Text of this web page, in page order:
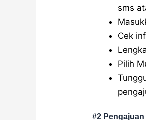
sms
Cek
Pilih
#2 Pengajuan